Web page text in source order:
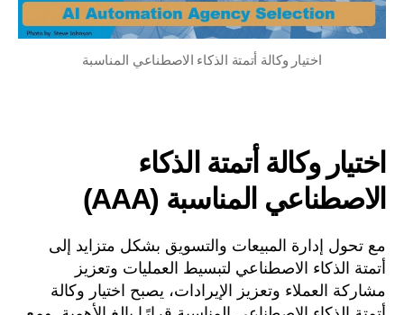
اختيار وكالة أتمتة الذكاء الاصطناعي المناسبة
اختيار وكالة أتمتة الذكاء
الاصطناعي المناسبة (AAA)
مع تحول إدارة المبيعات والتسويق بشكل متزايد إلى
أتمتة الذكاء الاصطناعي لتبسيط العمليات وتعزيز
مشاركة العملاء وتعزيز الإيرادات، يصبح اختيار وكالة